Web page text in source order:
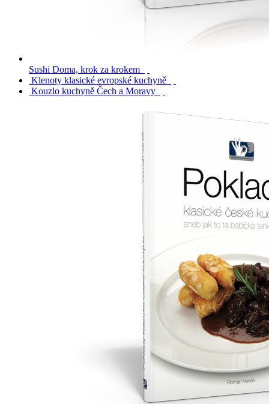
Sushi Doma, krok za krokem
Klenoty klasické evropské kuchyně
Kouzlo kuchyně Čech a Moravy